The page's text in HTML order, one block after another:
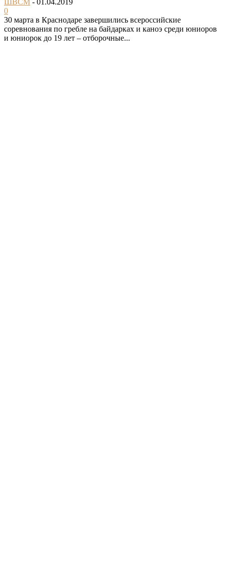
ШВСМ - 01.04.2019
0
30 марта в Краснодаре завершились всероссийские
соревнования по гребле на байдарках и каноэ среди юниоров
и юниорок до 19 лет – отборочные...